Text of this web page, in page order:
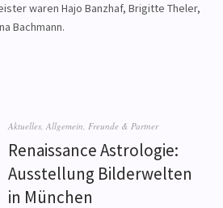
waren Hajo Banzhaf, Brigitte Theler,
Bachmann.
Aktuelles,Allgemein,Freunde & Partner
Renaissance Astrologie:
Ausstellung Bilderwelten
in München